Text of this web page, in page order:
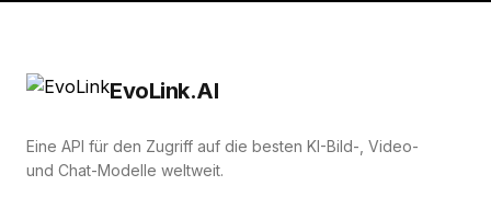
EvoLink.AI
Eine API für den Zugriff auf die besten KI-Bild-, Video-
und Chat-Modelle weltweit.